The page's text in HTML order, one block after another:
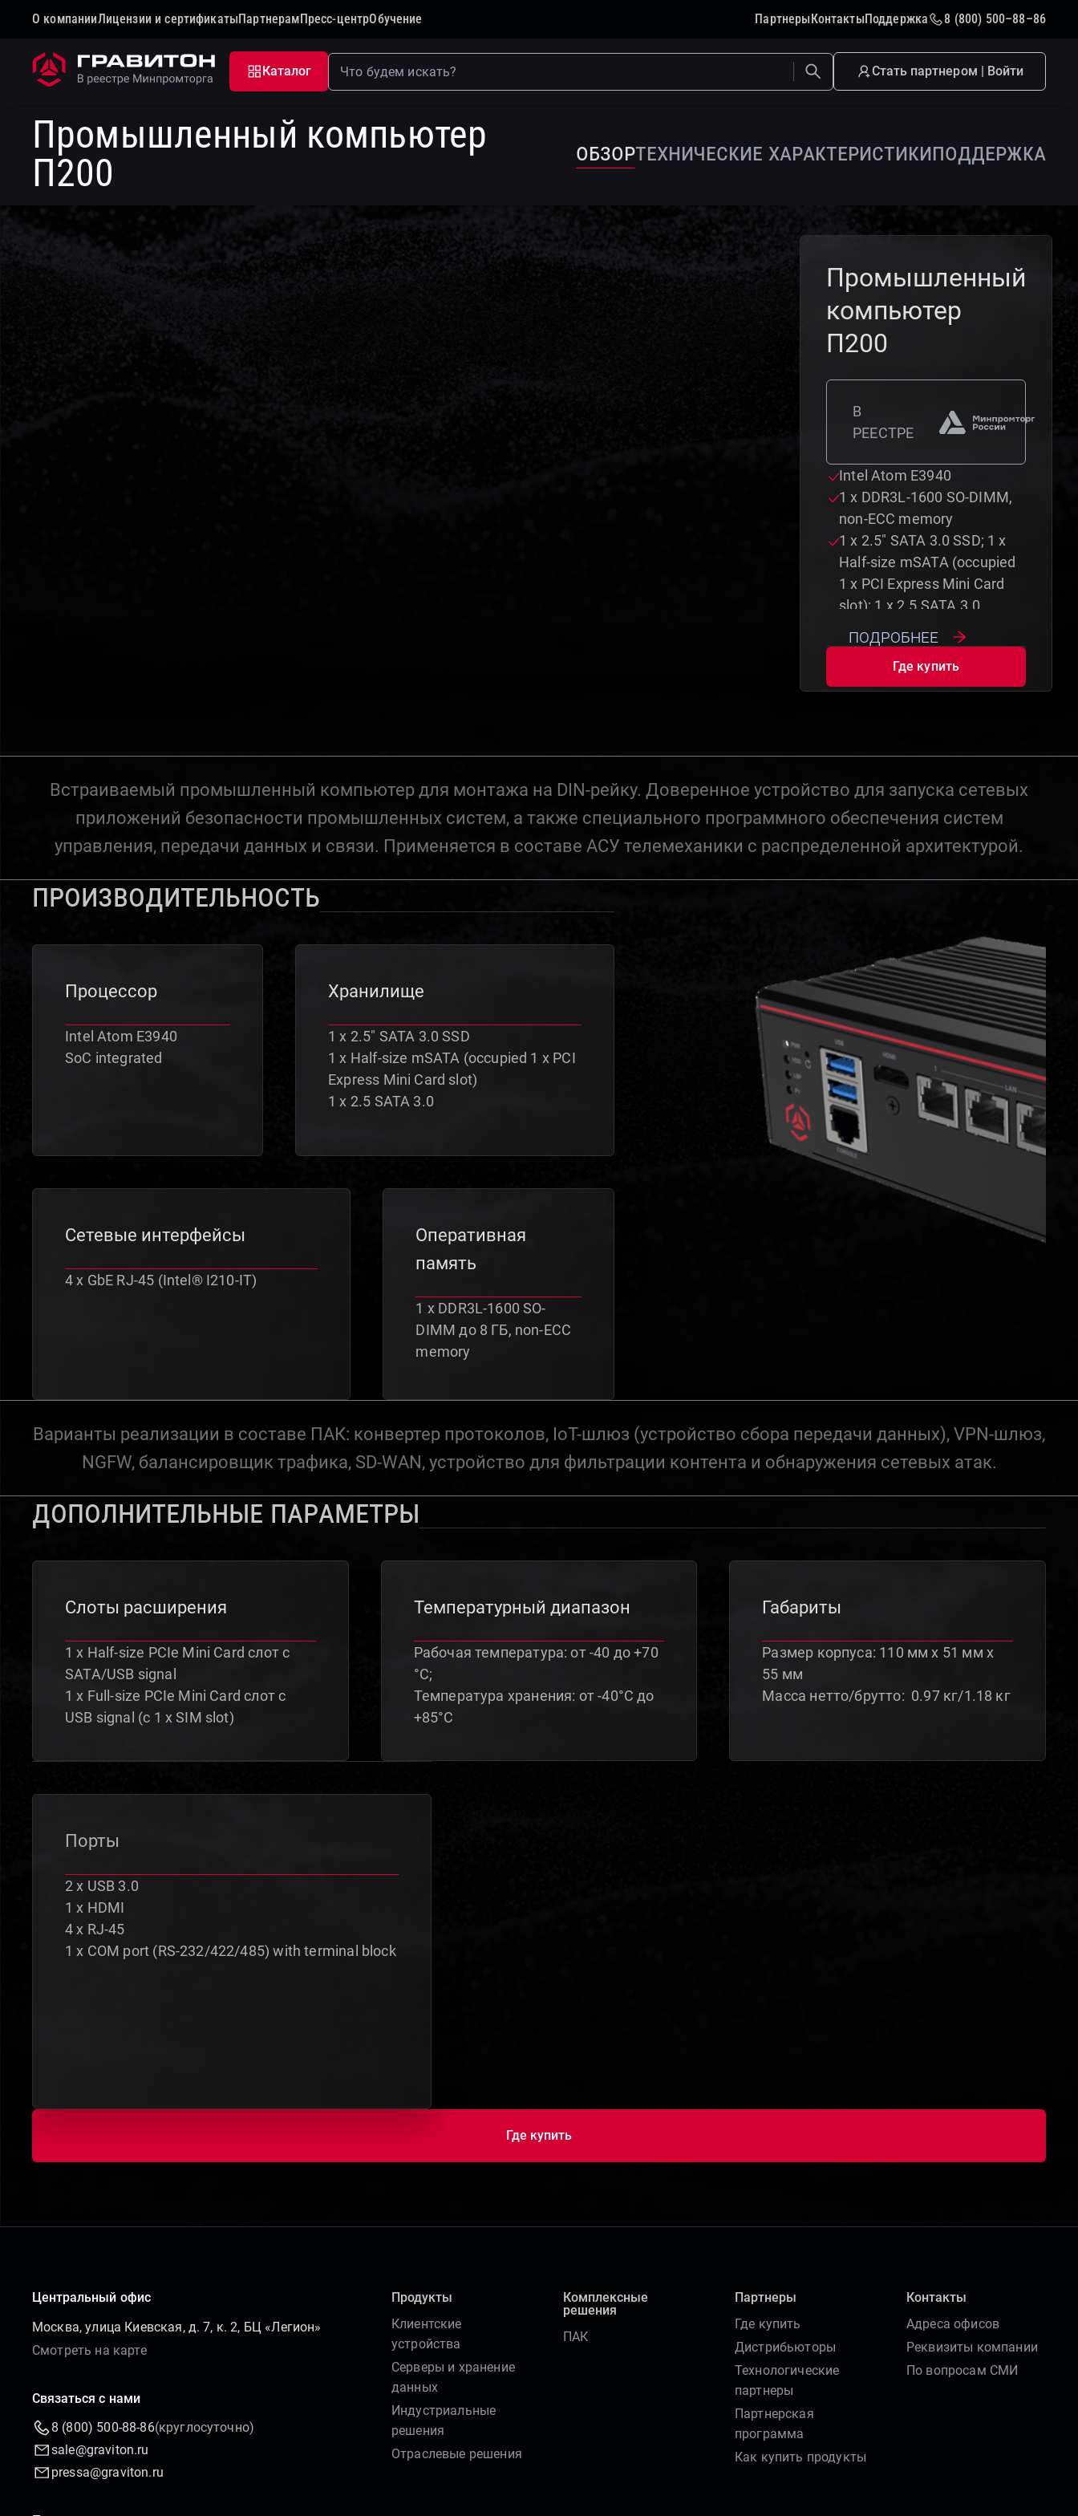
О компанииЛицензии и сертификатыПартнерамПресс-центрОбучение ПартнерыКонтактыПоддержка 8 (800) 500–88–86
Каталог Стать партнером | Войти
Промышленный компьютер
П200
обзорТехнические характеристикиподдержка
Промышленный
компьютер
П200
В
РЕЕСТРЕ
Intel Atom E3940
1 x DDR3L-1600 SO-DIMM,
non-ECC memory
1 x 2.5" SATA 3.0 SSD; 1 x
Half-size mSATA (occupied
1 x PCI Express Mini Card
slot); 1 x 2.5 SATA 3.0
подробнее
Где купить
Встраиваемый промышленный компьютер для монтажа на DIN-рейку. Доверенное устройство для запуска сетевых
приложений безопасности промышленных систем, а также специального программного обеспечения систем
управления, передачи данных и связи. Применяется в составе АСУ телемеханики с распределенной архитектурой.
Производительность
Процессор
Intel Atom E3940
SoC integrated
Хранилище
1 x 2.5" SATA 3.0 SSD
1 x Half-size mSATA (occupied 1 x PCI
Express Mini Card slot)
1 x 2.5 SATA 3.0
Сетевые интерфейсы
4 x GbE RJ-45 (Intel® I210-IT)
Оперативная
память
1 x DDR3L-1600 SO-
DIMM до 8 ГБ, non-ECC
memory
Варианты реализации в составе ПАК: конвертер протоколов, IoT-шлюз (устройство сбора передачи данных), VPN-шлюз,
NGFW, балансировщик трафика, SD-WAN, устройство для фильтрации контента и обнаружения сетевых атак.
Дополнительные параметры
Слоты расширения
1 x Half-size PCIe Mini Card слот с
SATA/USB signal
1 x Full-size PCIe Mini Card слот с
USB signal (с 1 x SIM slot)
Температурный диапазон
Рабочая температура: от -40 до +70
°C;
Температура хранения: от -40°C до
+85°C
Габариты
Размер корпуса: 110 мм x 51 мм х
55 мм
Масса нетто/брутто: 0.97 кг/1.18 кг
Порты
2 x USB 3.0
1 x HDMI
4 x RJ-45
1 x COM port (RS-232/422/485) with terminal block
Где купить
Центральный офис
Москва, улица Киевская, д. 7, к. 2, БЦ «Легион»
Смотреть на карте
Связаться с нами
8 (800) 500-88-86(круглосуточно)
sale@graviton.ru
pressa@graviton.ru
Продукты
Клиентские
устройства
Серверы и хранение
данных
Индустриальные
решения
Отраслевые решения
Комплексные
решения
ПАК
Партнеры
Где купить
Дистрибьюторы
Технологические
партнеры
Партнерская
программа
Как купить продукты
Контакты
Адреса офисов
Реквизиты компании
По вопросам СМИ